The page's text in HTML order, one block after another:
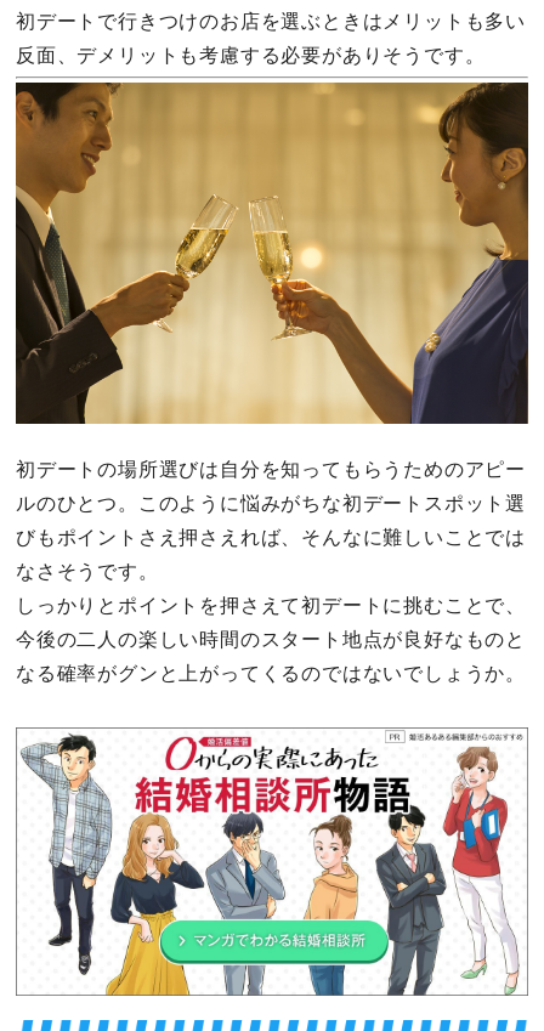
初デートで行きつけのお店を選ぶときはメリットも多い
反面、デメリットも考慮する必要がありそうです。
初デートの場所選びは自分を知ってもらうためのアピー
ルのひとつ。このように悩みがちな初デートスポット選
びもポイントさえ押さえれば、そんなに難しいことでは
なさそうです。
しっかりとポイントを押さえて初デートに挑むことで、
今後の二人の楽しい時間のスタート地点が良好なものと
なる確率がグンと上がってくるのではないでしょうか。